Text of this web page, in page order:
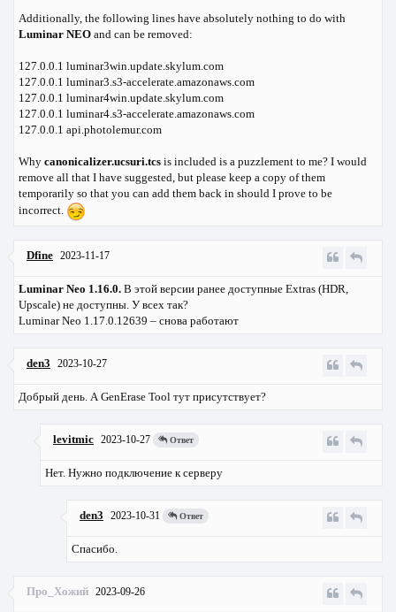
Additionally, the following lines have absolutely nothing to do with
Luminar NEO and can be removed:
127.0.0.1 luminar3win.update.skylum.com
127.0.0.1 luminar3.s3-accelerate.amazonaws.com
127.0.0.1 luminar4win.update.skylum.com
127.0.0.1 luminar4.s3-accelerate.amazonaws.com
127.0.0.1 api.photolemur.com
Why canonicalizer.ucsuri.tcs is included is a puzzlement to me? I would
remove all that I have suggested, but please keep a copy of them
temporarily so that you can add them back in should I prove to be
incorrect.
Dfine 2023-11-17
Luminar Neo 1.16.0. В этой версии ранее доступные Extras (HDR,
Upscale) не доступны. У всех так?
Luminar Neo 1.17.0.12639 – снова работают
den3 2023-10-27
Добрый день. А GenErase Tool тут присутствует?
levitmic 2023-10-27 Ответ
Нет. Нужно подключение к серверу
den3 2023-10-31 Ответ
Спасибо.
Про_Хожий 2023-09-26